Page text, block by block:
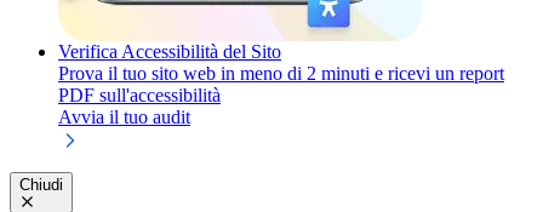
Verifica Accessibilità del Sito
Prova il tuo sito web in meno di 2 minuti e ricevi un report
PDF sull'accessibilità
Avvia il tuo audit
Chiudi